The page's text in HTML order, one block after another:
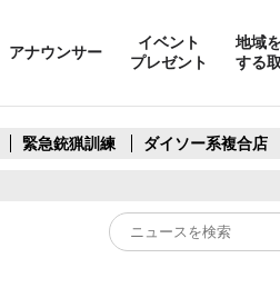
アナウンサー
イベント
プレゼント
地域
する
緊急銃猟訓練 ダイソー系複合店